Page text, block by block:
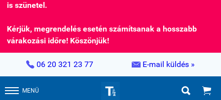
is szünetel.
Kérjük, megrendelés esetén számítsanak a hosszabb
várakozási időre! Köszönjük!
 06 20 321 23 77  E-mail küldés »
MENÜ  